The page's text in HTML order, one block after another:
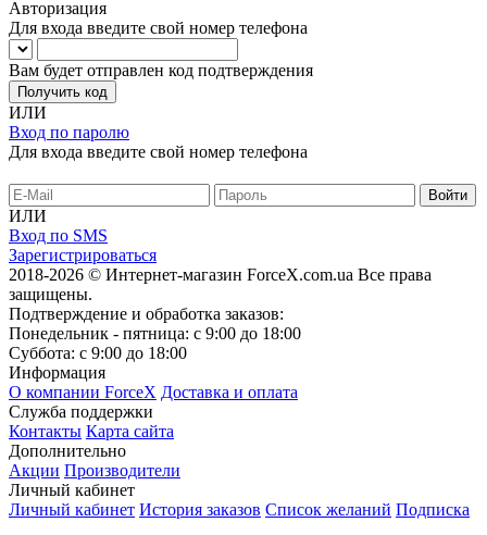
Авторизация
Для входа введите свой номер телефона
Вам будет отправлен код подтверждения
Получить код
ИЛИ
Вход по паролю
Для входа введите свой номер телефона
ИЛИ
Вход по SMS
Зарегистрироваться
2018-2026 © Интернет-магазин ForceX.com.ua Все права
защищены.
Подтверждение и обработка заказов:
Понедельник - пятница: с 9:00 до 18:00
Суббота: с 9:00 до 18:00
Информация
О компании ForceX Доставка и оплата
Служба поддержки
Контакты Карта сайта
Дополнительно
Акции Производители
Личный кабинет
Личный кабинет История заказов Список желаний Подписка